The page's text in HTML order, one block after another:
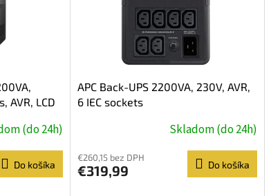
AVR, LCD
(do 24h)
Do košíka
APC Back-UPS 2200VA, 230V, AVR,
6 IEC sockets
Skladom (do 24h)
€260,15 bez DPH
€319,99 Do košíka